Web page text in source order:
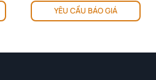
YÊU CẦU BÁO GIÁ